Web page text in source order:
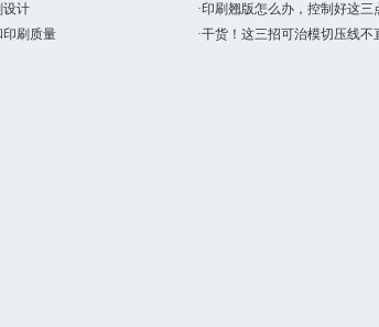
设计
·印刷翘版怎么办，控制好这三
印刷质量
·干货！这三招可治模切压线不